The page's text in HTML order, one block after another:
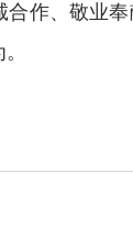
作、敬业